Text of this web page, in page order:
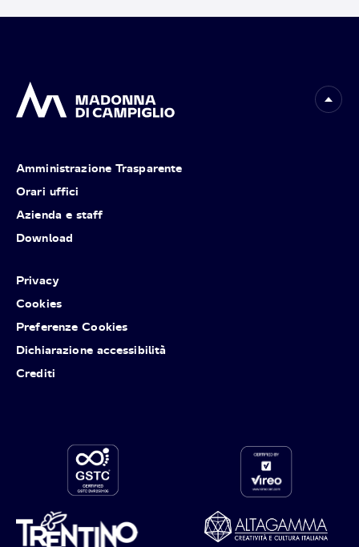
Amministrazione Trasparente
Orari uffici
Azienda e staff
Download
Privacy
Cookies
Preferenze Cookies
Dichiarazione accessibilità
Crediti